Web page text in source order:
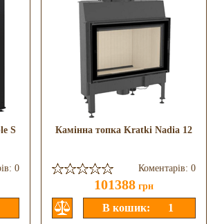
S
0
Камінна топка Kratki Nadia 12
Коментарів: 0
101388 грн